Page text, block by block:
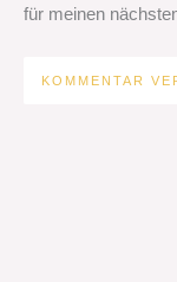
für meinen